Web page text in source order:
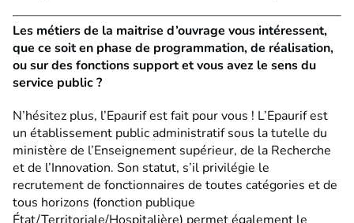
Les métiers de la maitrise d’ouvrage vous intéressent,
que ce soit en phase de programmation, de réalisation,
ou sur des fonctions support et vous avez le sens du
service public ?
N’hésitez plus, l’Epaurif est fait pour vous ! L’Epaurif est
un établissement public administratif sous la tutelle du
ministère de l’Enseignement supérieur, de la Recherche
et de l’Innovation. Son statut, s’il privilégie le
recrutement de fonctionnaires de toutes catégories et de
tous horizons (fonction publique